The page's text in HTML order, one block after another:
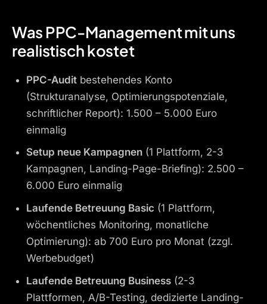
Was PPC-Management mit uns
realistisch kostet
PPC-Audit bestehendes Konto
(Strukturanalyse, Optimierungspotenziale,
schriftlicher Report): 1.500 – 5.000 Euro
einmalig
Setup neue Kampagnen (1 Plattform, 2-3
Kampagnen, Landing-Page-Briefing): 2.500 –
6.000 Euro einmalig
Laufende Betreuung Basic (1 Plattform,
wöchentliches Monitoring, monatliche
Optimierung): ab 700 Euro pro Monat (zzgl.
Werbebudget)
Laufende Betreuung Business (2-3
Plattformen, A/B-Testing, dedizierte Landing-